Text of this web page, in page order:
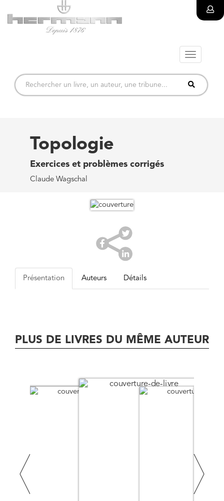
Toggle
Topologie
Exercices et problèmes corrigés
Claude Wagschal
Présentation Auteurs Détails
PLUS DE LIVRES DU MÊME AUTEUR